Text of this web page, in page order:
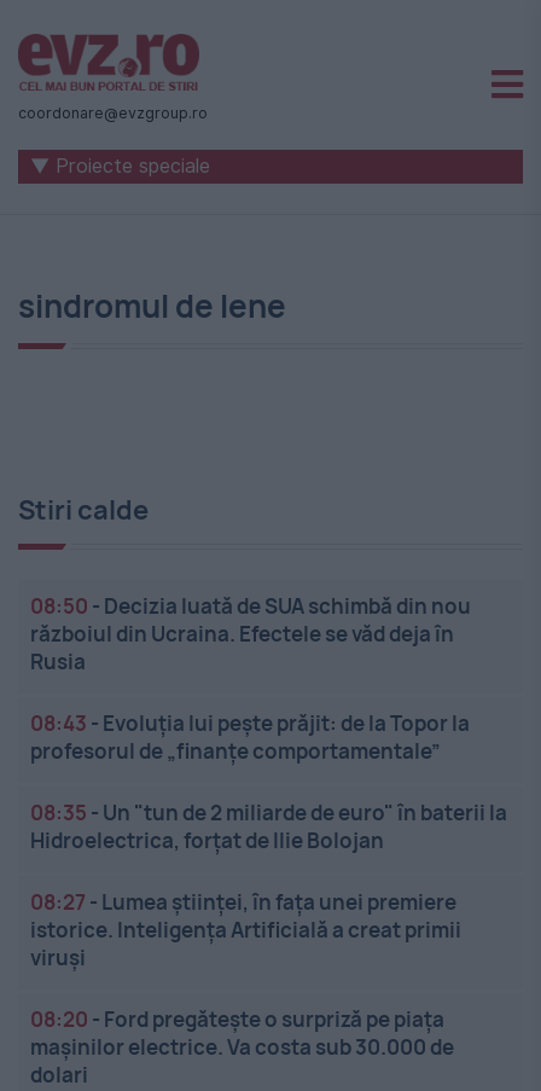
Știri
naționale
internaționale
-
Evenimentul
coordonare@evzgroup.ro
▼ Proiecte speciale
sindromul de lene
Stiri calde
08:50 - Decizia luată de SUA schimbă din nou
războiul din Ucraina. Efectele se văd deja în
Rusia
08:43 - Evoluția lui pește prăjit: de la Topor la
profesorul de „finanțe comportamentale”
08:35 - Un "tun de 2 miliarde de euro" în baterii la
Hidroelectrica, forțat de Ilie Bolojan
08:27 - Lumea științei, în fața unei premiere
istorice. Inteligența Artificială a creat primii
viruși
08:20 - Ford pregătește o surpriză pe piața
mașinilor electrice. Va costa sub 30.000 de
dolari